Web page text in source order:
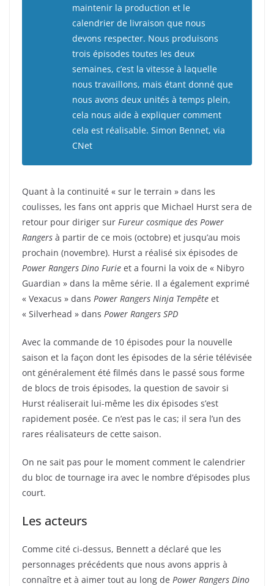
maintenir la production et le
calendrier de livraison que nous
devons respecter. Nous produisons
trois épisodes toutes les deux
semaines, c’est la vitesse à laquelle
nous travaillons, mais étant donné que
nous avons deux unités à temps plein,
cela nous aide à expliquer comment
cela est réalisable. Simon Bennet, via
CNet
Quant à la continuité « sur le terrain » dans les
coulisses, les fans ont appris que Michael Hurst sera de
retour pour diriger sur Fureur cosmique des Power
Rangers à partir de ce mois (octobre) et jusqu’au mois
prochain (novembre). Hurst a réalisé six épisodes de
Power Rangers Dino Furie et a fourni la voix de « Nibyro
Guardian » dans la même série. Il a également exprimé
« Vexacus » dans Power Rangers Ninja Tempête et
« Silverhead » dans Power Rangers SPD
Avec la commande de 10 épisodes pour la nouvelle
saison et la façon dont les épisodes de la série télévisée
ont généralement été filmés dans le passé sous forme
de blocs de trois épisodes, la question de savoir si
Hurst réaliserait lui-même les dix épisodes s’est
rapidement posée. Ce n’est pas le cas; il sera l’un des
rares réalisateurs de cette saison.
On ne sait pas pour le moment comment le calendrier
du bloc de tournage ira avec le nombre d’épisodes plus
court.
Les acteurs
Comme cité ci-dessus, Bennett a déclaré que les
personnages précédents que nous avons appris à
connaître et à aimer tout au long de Power Rangers Dino